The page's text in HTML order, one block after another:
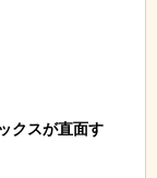
クスが直面す